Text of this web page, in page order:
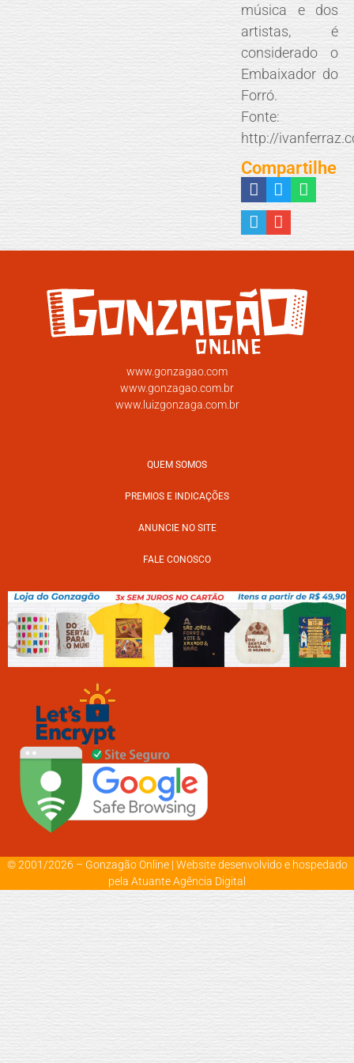
música e dos
artistas, é
considerado o
Embaixador do
Forró.
Fonte:
http://
Compartilhe
www.gonzagao.com
www.gonzagao.com.br
www.luizgonzaga.com.br
QUEM SOMOS
PREMIOS E INDICAÇÕES
ANUNCIE NO SITE
FALE CONOSCO
© 2001/2026 – Gonzagão Online | Website desenvolvido e hospedado
pela Atuante Agência Digital